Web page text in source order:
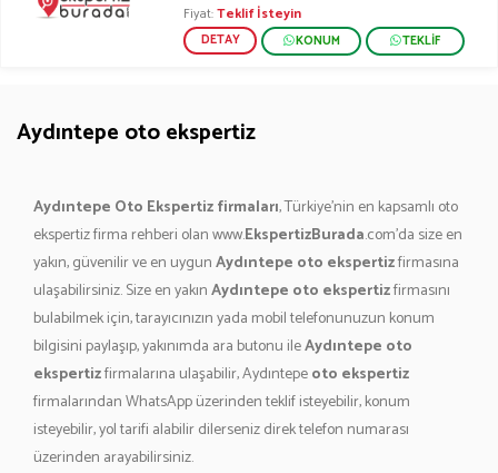
Fiyat:Teklif İsteyin
DETAY KONUM TEKLİF
Aydıntepe oto ekspertiz
Aydıntepe Oto Ekspertiz firmaları, Türkiye'nin en kapsamlı oto
ekspertiz firma rehberi olan www.EkspertizBurada.com'da size en
yakın, güvenilir ve en uygunAydıntepe oto ekspertizfirmasına
ulaşabilirsiniz. Size en yakınAydıntepe oto ekspertizfirmasını
bulabilmek için, tarayıcınızın yada mobil telefonunuzun konum
bilgisini paylaşıp, yakınımda ara butonu ileAydıntepe oto
ekspertizfirmalarına ulaşabilir, Aydıntepeoto ekspertiz
firmalarından WhatsApp üzerinden teklif isteyebilir, konum
isteyebilir, yol tarifi alabilir dilerseniz direk telefon numarası
üzerinden arayabilirsiniz.